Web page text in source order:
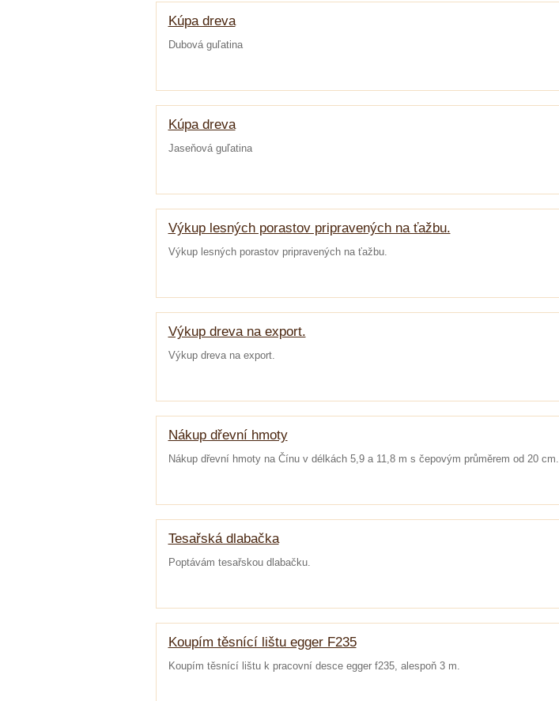
Kúpa dreva
Dubová guľatina
Kúpa dreva
Jaseňová guľatina
Výkup lesných porastov pripravených na ťažbu.
Výkup lesných porastov pripravených na ťažbu.
Výkup dreva na export.
Výkup dreva na export.
Nákup dřevní hmoty
Nákup dřevní hmoty na Čínu v délkách 5,9 a 11,8 m s čepovým průměrem od 20 cm.
Tesařská dlabačka
Poptávám tesařskou dlabačku.
Koupím těsnící lištu egger F235
Koupím těsnící lištu k pracovní desce egger f235, alespoň 3 m.